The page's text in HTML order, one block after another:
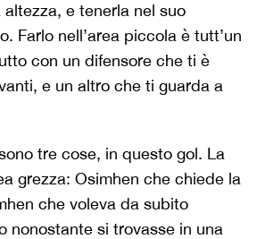
e tenerla nel suo
Farlo nell’area piccola è tutt’un
con un difensore che ti è
e un altro che ti guarda a
tre cose, in questo gol. La
grezza: Osimhen che chiede la
che voleva da subito
nonostante si trovasse in una